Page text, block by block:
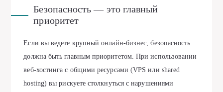
Безопасность — это главный
приоритет
Если вы ведете крупный онлайн-бизнес, безопасность
должна быть главным приоритетом. При использовании
веб-хостинга с общими ресурсами (VPS или shared
hosting) вы рискуете столкнуться с нарушениями